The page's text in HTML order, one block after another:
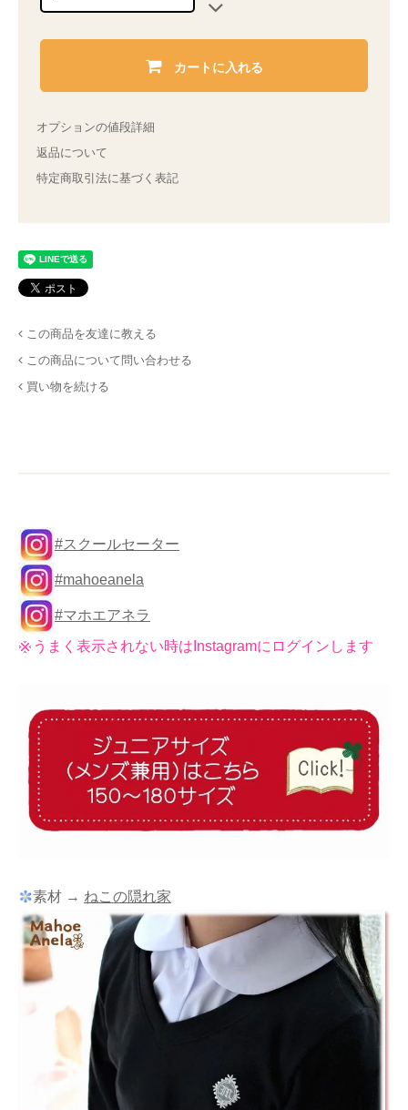
カートに入れる
オプションの値段詳細
返品について
特定商取引法に基づく表記
この商品を友達に教える
この商品について問い合わせる
買い物を続ける
#スクールセーター
#mahoeanela
#マホエアネラ
うまく表示されない時はInstagramにログインします
素材 → ねこの隠れ家